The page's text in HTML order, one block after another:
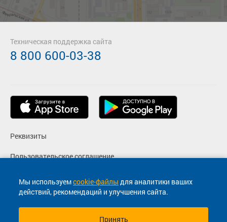
Мы используемcookie-файлы для аналитики ваших
действий, рекомендаций и улучшения сайта.
Принять
Реквизиты
Пользовательское соглашение
Политика конфиденциальности
Согласие на маркетинговые сообщения
Техническая поддержка сайта
8 800 600-03-38